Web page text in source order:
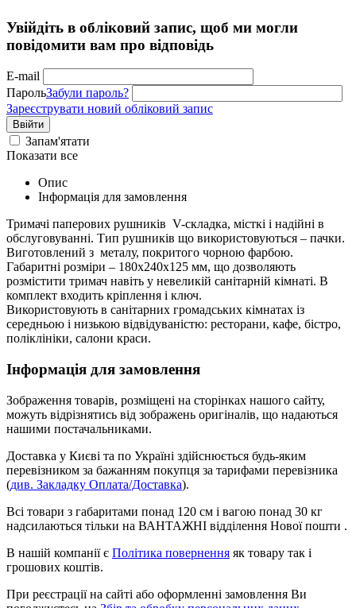
Увійдіть в обліковий запис, щоб ми могли
повідомити вам про відповідь
E-mail
ПарольЗабули пароль?
Зареєструвати новий обліковий запис
Ввійти
Запам'ятати
Показати все
Опис
Інформація для замовлення
Тримачі паперових рушників V-складка, місткі і надійні в
обслуговуванні. Тип рушників що використовуються – пачки.
Виготовлений з металу, покритого чорною фарбою.
Габаритні розміри – 180x240x125 мм, що дозволяють
розмістити тримач навіть у невеликій санітарній кімнаті. В
комплект входить кріплення і ключ.
Використовують в санітарних громадських кімнатах із
середньою і низькою відвідуваністю: ресторани, кафе, бістро,
поліклініки, салони краси.
Інформація для замовлення
Зображення товарів, розміщені на сторінках нашого сайту,
можуть відрізнятись від зображень оригіналів, що надаються
нашими постачальниками.
Доставка у Києві та по Україні здійснюється будь-яким
перевізником за бажанням покупця за тарифами перевізника
(див. Закладку Оплата/Доставка).
Всі товари з габаритами понад 120 см і вагою понад 30 кг
надсилаються тільки на ВАНТАЖНІ відділення Нової пошти .
В нашій компанії є Політика повернення як товару так і
грошових коштів.
При реєстрації на сайті або оформленні замовлення Ви